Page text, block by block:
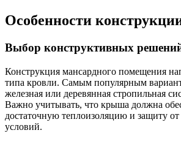
Особенности
Выбор конструктивных
Конструкция мансардного помещения
типа кровли. Самым популярным
железная или деревянная стропильная
Важно учитывать, что крыша должна
достаточную теплоизоляцию и защиту
условий.